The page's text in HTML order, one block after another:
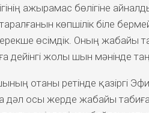
ажырамас бөлігіне
көпшілік біле
өсімдік. Оның жабайы тау
дейінгі жолы шын мәнінде
отаны ретінде қазіргі
дәл осы жерде жабайы